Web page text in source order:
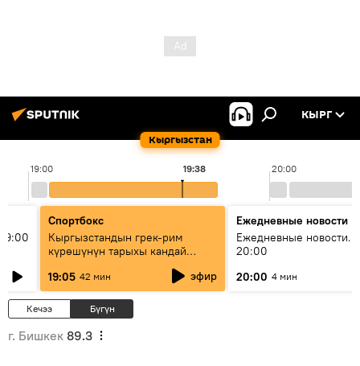
Кыргызстан
КЫРГ
19:00 20:00
19:38
Спортбокс
Кыргызстандын грек-рим
күрөшүнүн тарыхы кандай
19:05 42 мин эфир
Ежедневные новости
Ежедневные новости.
20:00
20:00 4 мин
Кечээ Бүгүн
г. Бишкек 89.3